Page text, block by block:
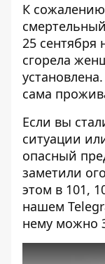
К
25 сентября
сгорела
сама
Если вы
ситуации
опасный
заметили
этом в 101,
нашем
нему можно